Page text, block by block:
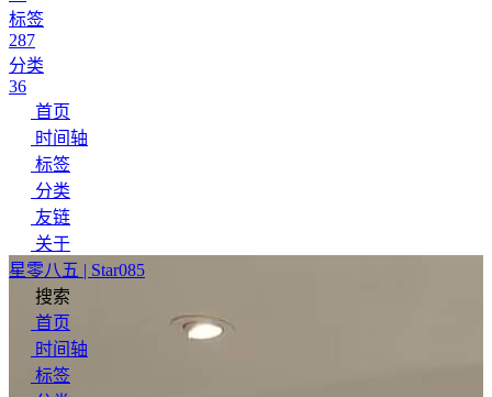
标签
287
分类
36
首页
时间轴
标签
分类
友链
关于
星零八五 | Star085
搜索
首页
时间轴
标签